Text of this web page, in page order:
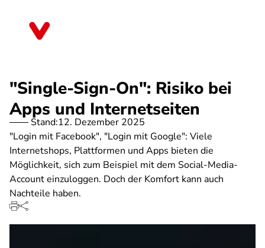
"Single-Sign-On": Risiko bei
Apps und Internetseiten
Stand:12. Dezember 2025
"Login mit Facebook", "Login mit Google": Viele
Internetshops, Plattformen und Apps bieten die
Möglichkeit, sich zum Beispiel mit dem Social-Media-
Account einzuloggen. Doch der Komfort kann auch
Nachteile haben.